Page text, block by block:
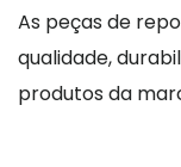
As peças de
qualidade,
produtos da